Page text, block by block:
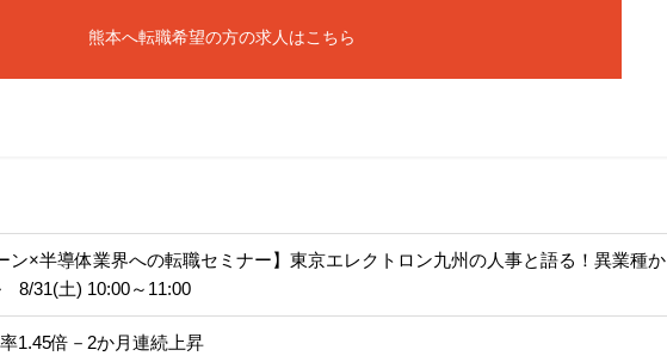
熊本へ転職希望の方の求人はこちら
ン×半導体業界への転職セミナー】東京エレクトロン九州の人事と語る！異業種か
8/31(土) 10:00～11:00
1.45倍－2か月連続上昇